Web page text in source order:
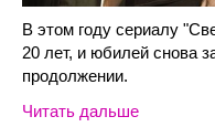
В этом году сериалу
20 лет, и юбилей снова
продолжении.
Читать дальше